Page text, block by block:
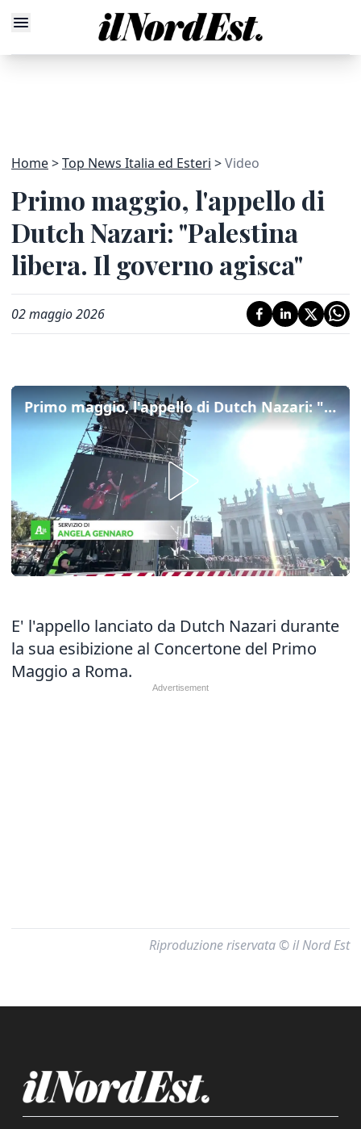
Home Top News Italia ed Esteri Video
Primo maggio, l'appello di
Dutch Nazari: "Palestina
libera. Il governo agisca"
02 maggio 2026
Primo maggio, l'appello di Dutch Nazari: "Palestina libera. Il governo agisca"
E' l'appello lanciato da Dutch Nazari durante
la sua esibizione al Concertone del Primo
Maggio a Roma.
Riproduzione riservata © il Nord Est